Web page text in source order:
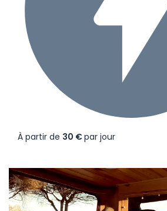
À partir de 30 €par jour